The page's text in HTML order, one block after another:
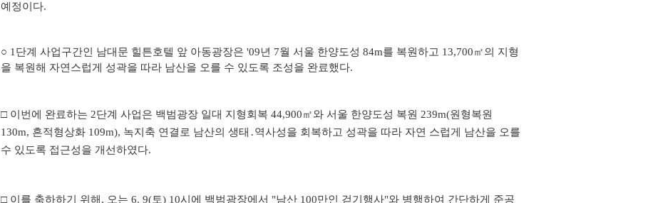
예정이다.
○ 1단계 사업구간인 남대문 힐튼호텔 앞 아동광장은 '09년 7월 서울 한양도성 84m를 복원하고 13,700㎡의 지형
을 복원해 자연스럽게 성곽을 따라 남산을 오를 수 있도록 조성을 완료했다.
□ 이번에 완료하는 2단계 사업은 백범광장 일대 지형회복 44,900㎡와 서울 한양도성 복원 239m(원형복원
130m, 흔적형상화 109m), 녹지축 연결로 남산의 생태․역사성을 회복하고 성곽을 따라 자연 스럽게 남산을 오를
수 있도록 접근성을 개선하였다.
□ 이를 축하하기 위해, 오는 6. 9(토) 10시에 백범광장에서 "남산 100만인
걷기행사"와 병행하여 간단하게 준공